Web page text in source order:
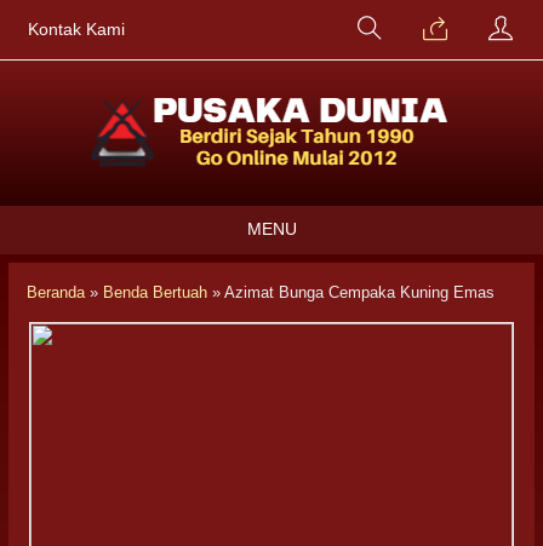
Kontak Kami
MENU
Beranda» Benda Bertuah » Azimat Bunga Cempaka Kuning Emas